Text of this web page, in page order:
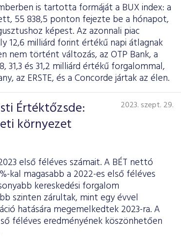
is tartotta formáját a BUX index: a
55 838,5 ponton fejezte be a hónapot,
képest. Az azonnali piac
milliárd forint értékű napi átlagnak
nem történt változás, az OTP Bank, a
31,3 és 31,2 milliárd értékű forgalommal,
az ERSTE, és a Concorde jártak az élen.
Értéktőzsde:
környezet
2023. szept. 29.
első féléves számait. A BÉT nettó
kal magasabb a 2022-es első féléves
kereskedési forgalom
szinten zárultak, mint egy évvel
hatására megemelkedtek 2023-ra. A
féléves eredményének köszönhetően